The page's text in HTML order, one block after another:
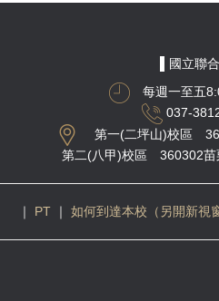
▌國立聯
每週一至五
037-
第一(二坪山)校區
第二(八甲)校區 360302苗
｜ PT ｜ 如何到達本校（另開新視窗